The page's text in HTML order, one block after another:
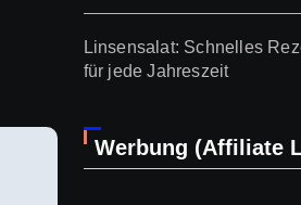
Linsensalat: Schnelles
für jede Jahreszeit
Werbung (Affiliate